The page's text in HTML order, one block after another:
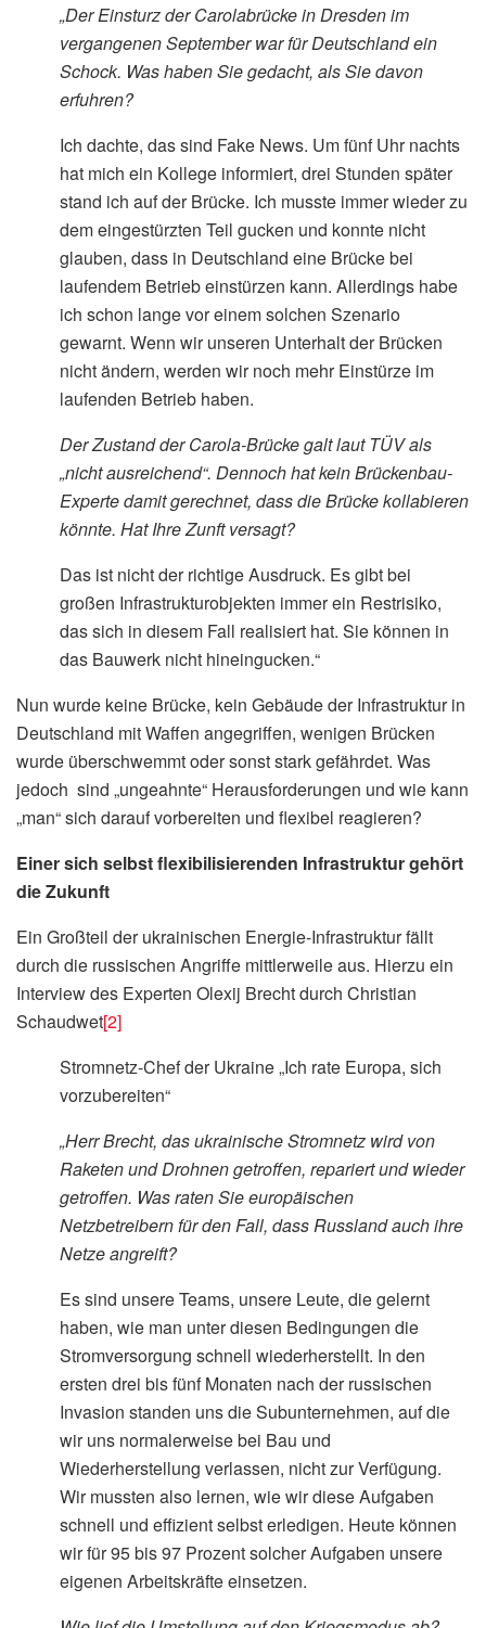
„Der Einsturz der Carolabrücke in Dresden im
vergangenen September war für Deutschland ein
Schock. Was haben Sie gedacht, als Sie davon
erfuhren?
Ich dachte, das sind Fake News. Um fünf Uhr nachts
hat mich ein Kollege informiert, drei Stunden später
stand ich auf der Brücke. Ich musste immer wieder zu
dem eingestürzten Teil gucken und konnte nicht
glauben, dass in Deutschland eine Brücke bei
laufendem Betrieb einstürzen kann. Allerdings habe
ich schon lange vor einem solchen Szenario
gewarnt. Wenn wir unseren Unterhalt der Brücken
nicht ändern, werden wir noch mehr Einstürze im
laufenden Betrieb haben.
Der Zustand der Carola-Brücke galt laut TÜV als
„nicht ausreichend“. Dennoch hat kein Brückenbau-
Experte damit gerechnet, dass die Brücke kollabieren
könnte. Hat Ihre Zunft versagt?
Das ist nicht der richtige Ausdruck. Es gibt bei
großen Infrastrukturobjekten immer ein Restrisiko,
das sich in diesem Fall realisiert hat. Sie können in
das Bauwerk nicht hineingucken.“
Nun wurde keine Brücke, kein Gebäude der Infrastruktur in
Deutschland mit Waffen angegriffen, wenigen Brücken
wurde überschwemmt oder sonst stark gefährdet. Was
jedoch sind „ungeahnte“ Herausforderungen und wie kann
„man“ sich darauf vorbereiten und flexibel reagieren?
Einer sich selbst flexibilisierenden Infrastruktur gehört
die Zukunft
Ein Großteil der ukrainischen Energie-Infrastruktur fällt
durch die russischen Angriffe mittlerweile aus. Hierzu ein
Interview des Experten Olexij Brecht durch Christian
Schaudwet[2]
Stromnetz-Chef der Ukraine „Ich rate Europa, sich
vorzubereiten“
„Herr Brecht, das ukrainische Stromnetz wird von
Raketen und Drohnen getroffen, repariert und wieder
getroffen. Was raten Sie europäischen
Netzbetreibern für den Fall, dass Russland auch ihre
Netze angreift?
Es sind unsere Teams, unsere Leute, die gelernt
haben, wie man unter diesen Bedingungen die
Stromversorgung schnell wiederherstellt. In den
ersten drei bis fünf Monaten nach der russischen
Invasion standen uns die Subunternehmen, auf die
wir uns normalerweise bei Bau und
Wiederherstellung verlassen, nicht zur Verfügung.
Wir mussten also lernen, wie wir diese Aufgaben
schnell und effizient selbst erledigen. Heute können
wir für 95 bis 97 Prozent solcher Aufgaben unsere
eigenen Arbeitskräfte einsetzen.